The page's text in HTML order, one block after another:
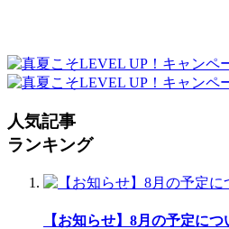
人気記事
ランキング
【お知らせ】8月の予定につ